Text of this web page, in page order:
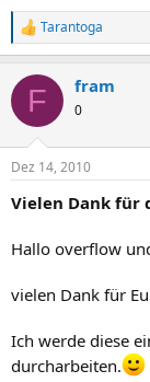
R
e
c
i
s
Tarantoga
F fram
0
Dez 14, 2010
Vielen Dank für
Hallo overflow
vielen Dank für
Ich werde diese
durcharbeiten.